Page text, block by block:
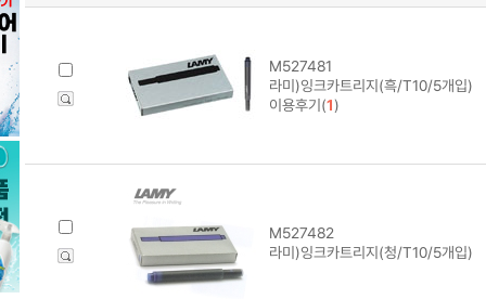
M527481
라미)잉크카트리지(흑/T10/5개입)
이용후기(1)
M527482
라미)잉크카트리지(청/T10/5개입)